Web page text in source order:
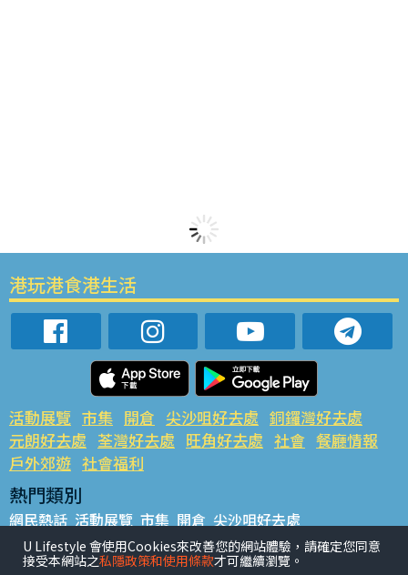
港玩港食港生活
活動展覽 市集 開倉 尖沙咀好去處 銅鑼灣好去處
元朗好去處 荃灣好去處 旺角好去處 社會 餐廳情報
戶外郊遊 社會福利
熱門類別
網民熱話 活動展覽 市集 開倉 尖沙咀好去處
銅鑼灣好去處 元朗好去處 荃灣好去處 旺角好去處 社會
餐廳情報 戶外郊遊
U Lifestyle 會使用Cookies來改善您的網站體驗，請確定您同意
接受本網站之私隱政策和使用條款才可繼續瀏覽。